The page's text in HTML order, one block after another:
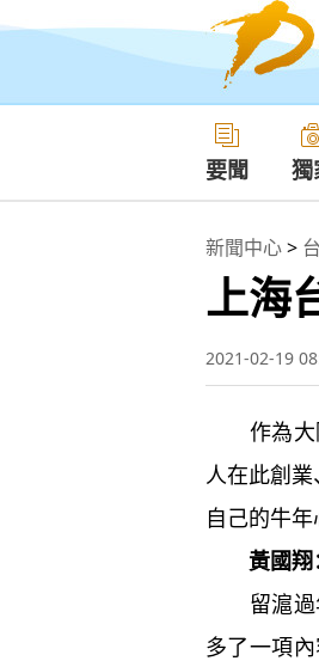
要聞 獨
新聞中心>
上海
2021-02-19
作為大陸
人在此創
自己的牛年
黃國
留滬過年
多了一項